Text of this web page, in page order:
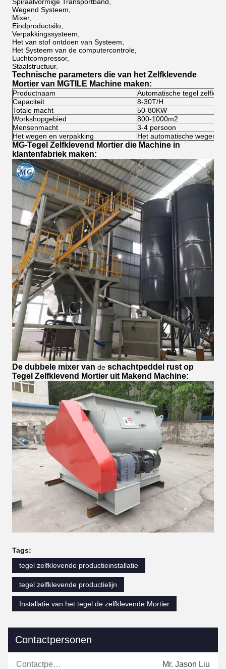
Wegend Systeem,
Mixer,
Eindproductsilo,
Verpakkingssysteem,
Het van stof ontdoen van Systeem,
Het Systeem van de computercontrole,
Luchtcompressor,
Staalstructuur.
Technische parameters die van het Zelfklevende
Mortier van MGTILE Machine maken:
Productnaam
Automatische tegel
Capaciteit
8-30T/H
Totale macht
50-80KW
Workshopgebied
800-1000m2
Mensenmacht
3-4 persoon
Het wegen en verpakking
Het automatische wegen
MG-Tegel Zelfklevend Mortier die Machine in
klantenfabriek maken:
De dubbele mixer van de schachtpeddel rust op
Tegel Zelfklevend Mortier uit Makend Machine:
Tags:
tegel zelfklevende productieinstallatie
tegel zelfklevende productielijn
Installatie van het tegel de zelfklevende Mortier
Contactpersonen
Contactpersonen: Mr. Jason Liu